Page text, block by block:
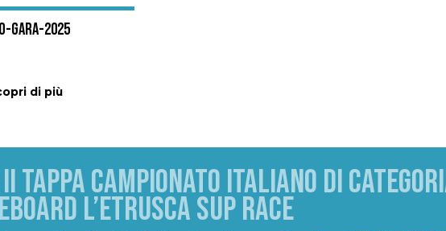
GARA-2025
di più
TAPPA CAMPIONATO ITALIANO DI
L’ETRUSCA SUP RACE